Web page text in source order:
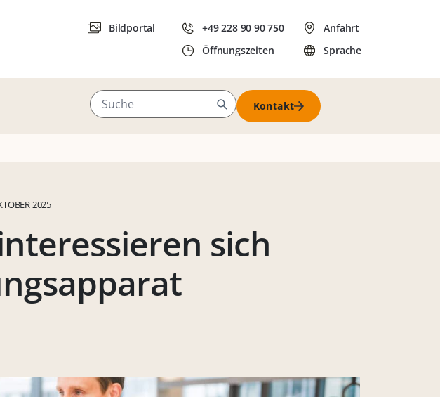
Bildportal
+49 228 90 90 750
Öffnungszeiten
Anfahrt
Sprache
Kontakt
2025
sich